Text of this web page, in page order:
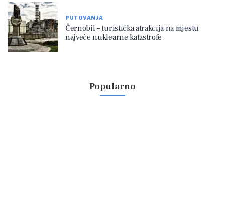
PUTOVANJA
Černobil – turistička atrakcija na mjestu
najveće nuklearne katastrofe
Popularno